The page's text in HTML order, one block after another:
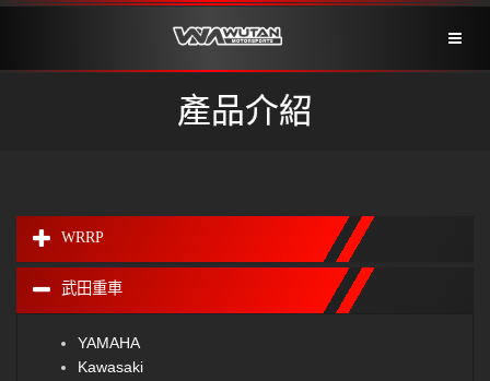
產品介紹
WRRP
武田重車
YAMAHA
Kawasaki